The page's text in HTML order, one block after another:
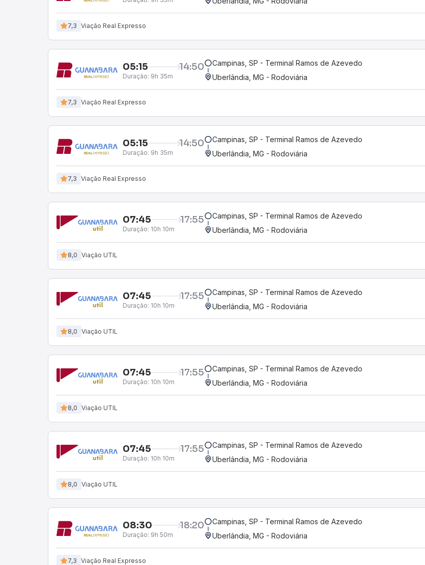
7,3 Viação Real Expresso
05:15 14:50
Duração: 9h 35m
Campinas, SP - Terminal Ramos de Azevedo
Uberlândia, MG - Rodoviária
7,3 Viação Real Expresso
05:15 14:50
Duração: 9h 35m
Campinas, SP - Terminal Ramos de Azevedo
Uberlândia, MG - Rodoviária
7,3 Viação Real Expresso
07:45 17:55
Duração: 10h 10m
Campinas, SP - Terminal Ramos de Azevedo
Uberlândia, MG - Rodoviária
8,0 Viação UTIL
07:45 17:55
Duração: 10h 10m
Campinas, SP - Terminal Ramos de Azevedo
Uberlândia, MG - Rodoviária
8,0 Viação UTIL
07:45 17:55
Duração: 10h 10m
Campinas, SP - Terminal Ramos de Azevedo
Uberlândia, MG - Rodoviária
8,0 Viação UTIL
07:45 17:55
Duração: 10h 10m
Campinas, SP - Terminal Ramos de Azevedo
Uberlândia, MG - Rodoviária
8,0 Viação UTIL
08:30 18:20
Duração: 9h 50m
Campinas, SP - Terminal Ramos de Azevedo
Uberlândia, MG - Rodoviária
7,3 Viação Real Expresso